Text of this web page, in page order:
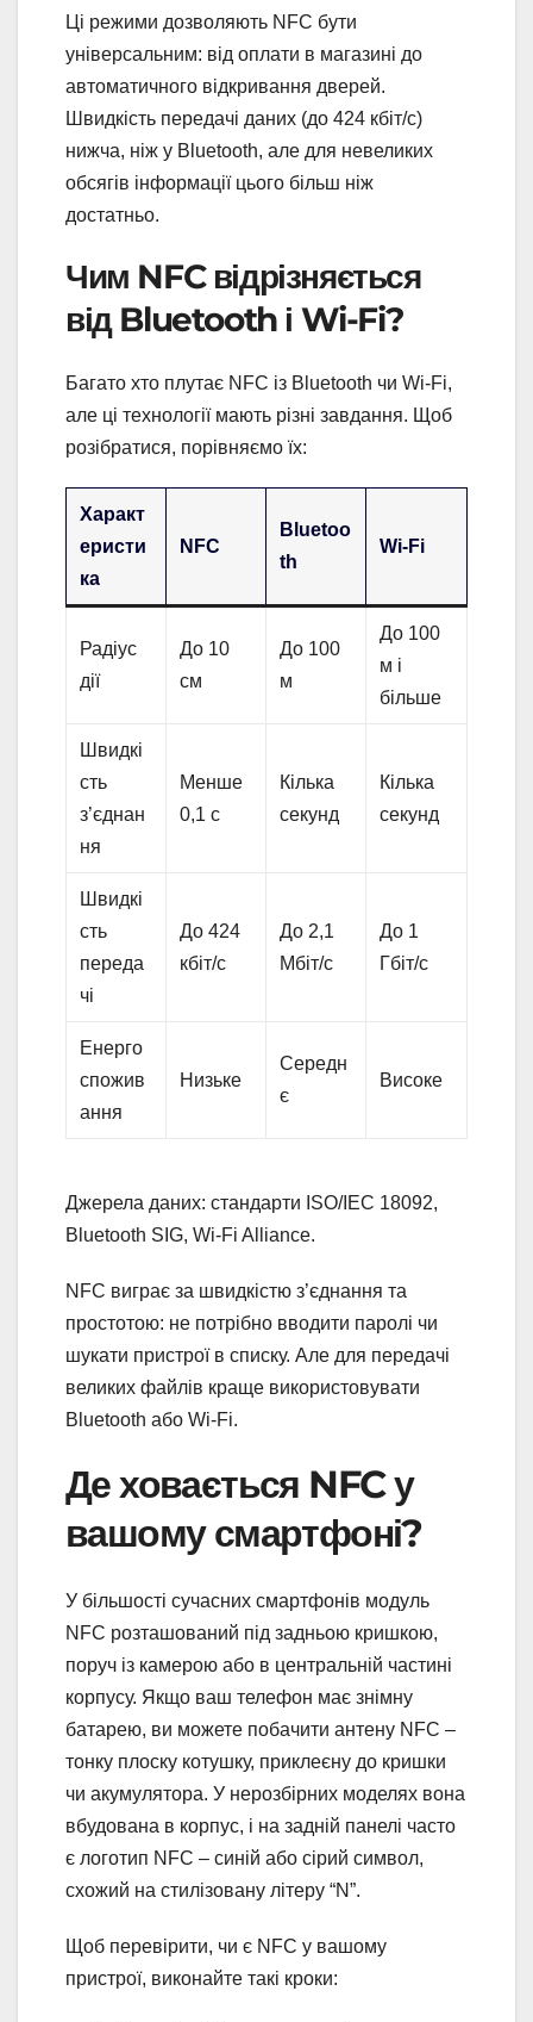
Ці режими дозволяють NFC бути
універсальним: від оплати в магазині до
автоматичного відкривання дверей.
Швидкість передачі даних (до 424 кбіт/с)
нижча, ніж у Bluetooth, але для невеликих
обсягів інформації цього більш ніж
достатньо.
Чим NFC відрізняється
від Bluetooth і Wi-Fi?
Багато хто плутає NFC із Bluetooth чи Wi-Fi,
але ці технології мають різні завдання. Щоб
розібратися, порівняємо їх:
Характ
еристи
ка
NFC
Bluetoo
th
Wi-Fi
Радіус
дії
До 10
см
До 100
м
До 100
м і
більше
Швидкі
сть
з’єднан
ня
Менше
0,1 с
Кілька
секунд
Кілька
секунд
Швидкі
сть
переда
чі
До 424
кбіт/с
До 2,1
Мбіт/с
До 1
Гбіт/с
Енерго
спожив
ання
Низьке
Середн
є
Високе
Джерела даних: стандарти ISO/IEC 18092,
Bluetooth SIG, Wi-Fi Alliance.
NFC виграє за швидкістю з’єднання та
простотою: не потрібно вводити паролі чи
шукати пристрої в списку. Але для передачі
великих файлів краще використовувати
Bluetooth або Wi-Fi.
Де ховається NFC у
вашому смартфоні?
У більшості сучасних смартфонів модуль
NFC розташований під задньою кришкою,
поруч із камерою або в центральній частині
корпусу. Якщо ваш телефон має знімну
батарею, ви можете побачити антену NFC –
тонку плоску котушку, приклеєну до кришки
чи акумулятора. У нерозбірних моделях вона
вбудована в корпус, і на задній панелі часто
є логотип NFC – синій або сірий символ,
схожий на стилізовану літеру “N”.
Щоб перевірити, чи є NFC у вашому
пристрої, виконайте такі кроки: